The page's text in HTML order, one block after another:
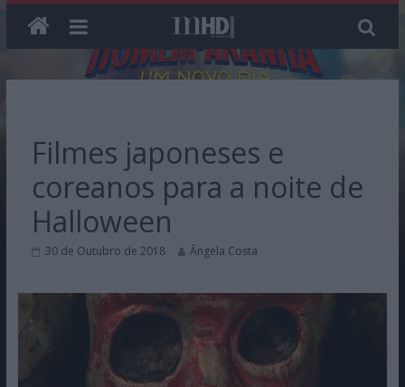
Filmes japoneses e
coreanos para a noite de
Halloween
30 de Outubro de 2018 Ângela Costa